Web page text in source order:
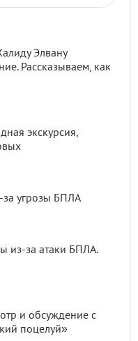
Элвану
Рассказываем, как
экскурсия,
угрозы БПЛА
из-за атаки БПЛА.
и обсуждение с
поцелуй»